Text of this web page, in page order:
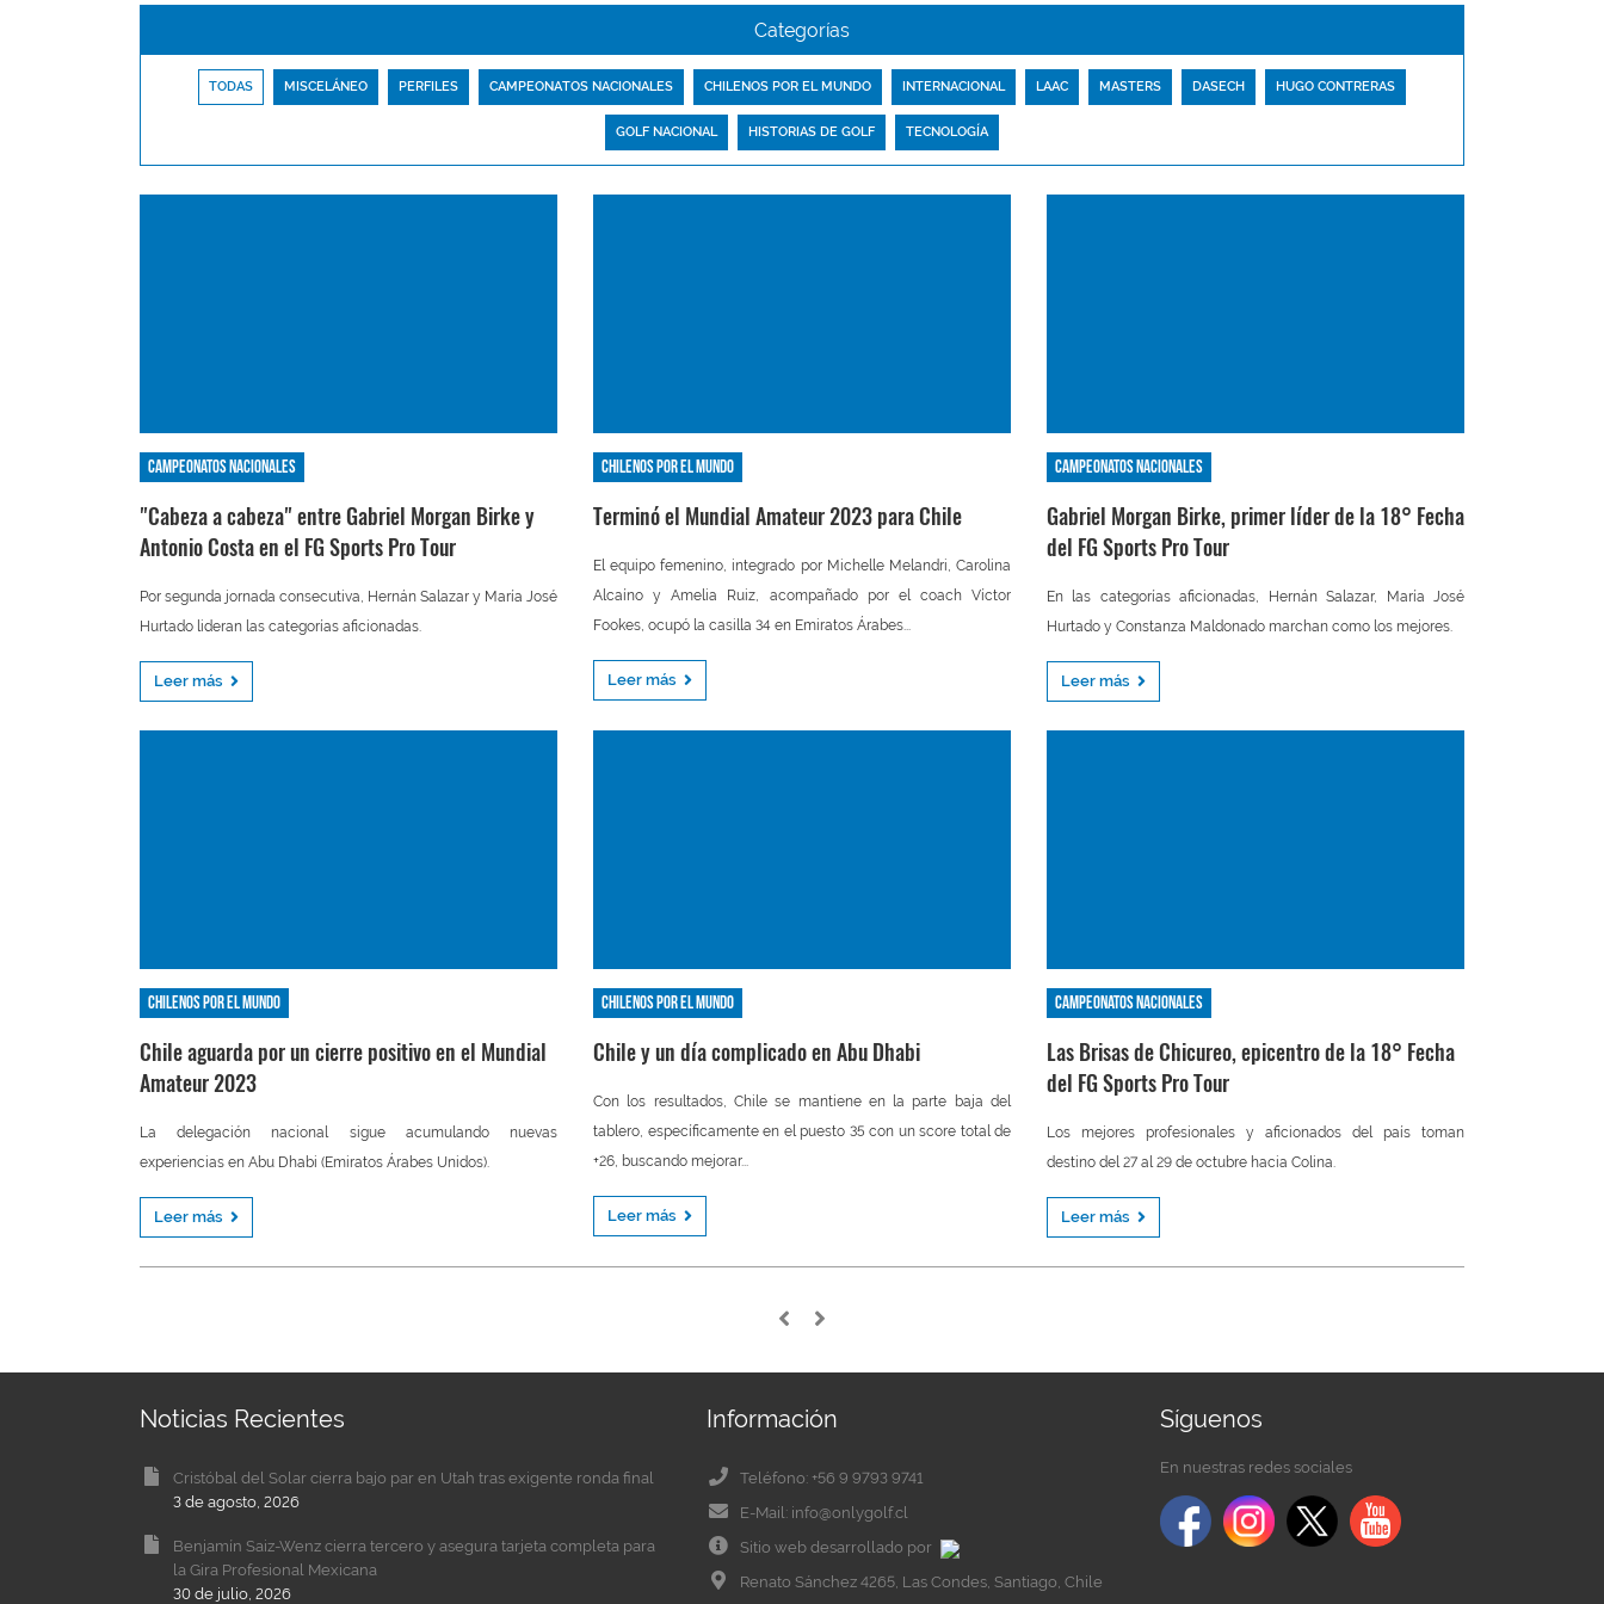
Categorías
TODAS MISCELÁNEO PERFILES CAMPEONATOS NACIONALES CHILENOS POR EL MUNDO INTERNACIONAL LAAC MASTERS DASECH HUGO CONTRERAS
GOLF NACIONAL HISTORIAS DE GOLF TECNOLOGÍA
Campeonatos nacionales
"Cabeza a cabeza" entre Gabriel Morgan Birke y
Antonio Costa en el FG Sports Pro Tour
Por segunda jornada consecutiva, Hernán Salazar y María José
Hurtado lideran las categorías aficionadas.
Leer más
Chilenos por el mundo
Terminó el Mundial Amateur 2023 para Chile
El equipo femenino, integrado por Michelle Melandri, Carolina
Alcaíno y Amelia Ruiz, acompañado por el coach Víctor
Fookes, ocupó la casilla 34 en Emiratos Árabes...
Leer más
Campeonatos nacionales
Gabriel Morgan Birke, primer líder de la 18° Fecha
del FG Sports Pro Tour
En las categorías aficionadas, Hernán Salazar, María José
Hurtado y Constanza Maldonado marchan como los mejores.
Leer más
Chilenos por el mundo
Chile aguarda por un cierre positivo en el Mundial
Amateur 2023
La delegación nacional sigue acumulando nuevas
experiencias en Abu Dhabi (Emiratos Árabes Unidos).
Leer más
Chilenos por el mundo
Chile y un día complicado en Abu Dhabi
Con los resultados, Chile se mantiene en la parte baja del
tablero, específicamente en el puesto 35 con un score total de
+26, buscando mejorar...
Leer más
Campeonatos nacionales
Las Brisas de Chicureo, epicentro de la 18° Fecha
del FG Sports Pro Tour
Los mejores profesionales y aficionados del país toman
destino del 27 al 29 de octubre hacia Colina.
Leer más
Noticias Recientes
Cristóbal del Solar cierra bajo par en Utah tras exigente ronda final
3 de agosto, 2026
Benjamín Saiz-Wenz cierra tercero y asegura tarjeta completa para
la Gira Profesional Mexicana
30 de julio, 2026
Información
Teléfono: +56 9 9793 9741
E-Mail: info@onlygolf.cl
Sitio web desarrollado por
Renato Sánchez 4265, Las Condes, Santiago, Chile
Síguenos
En nuestras redes sociales